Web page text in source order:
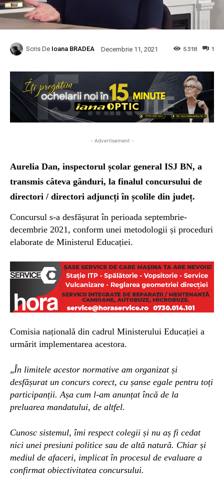
Scris De Ioana BRADEA Decembrie 11, 2021 1
5318
- Advertisement -
Aurelia Dan, inspectorul școlar general ISJ BN, a
transmis câteva gânduri, la finalul concursului de
directori / directori adjuncți în școlile din județ.
Concursul s-a desfășurat în perioada septembrie-
decembrie 2021, conform unei metodologii și proceduri
elaborate de Ministerul Educației.
Comisia națională din cadrul Ministerului Educației a
urmărit implementarea acestora.
„În limitele acestor normative am organizat și
desfășurat un concurs corect, cu șanse egale pentru toți
participanții. Așa cum l-am anunțat încă de la
preluarea mandatului, de altfel.
Cunosc sistemul, îmi respect colegii și nu aș fi cedat
nici unei presiuni politice sau de altă natură. Chiar și
mediul de afaceri, implicat în procesul de evaluare a
confirmat obiectivitatea concursului.